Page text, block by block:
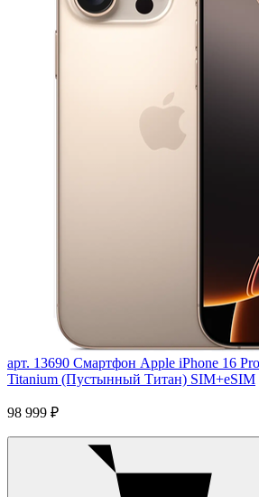
арт. 13690 Смартфон Apple iPhone 16
Titanium (Пустынный Титан) SIM+eSIM
98 999 ₽